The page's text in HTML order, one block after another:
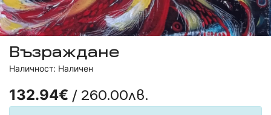
Възраждане
Наличност: Наличен
132.94€ / 260.00лв.